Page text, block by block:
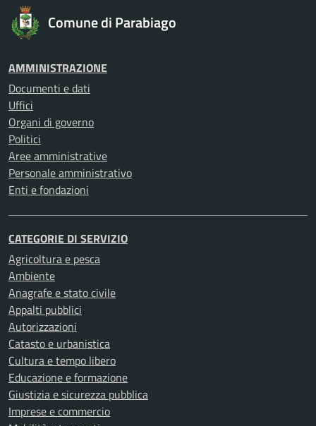
Comune di Parabiago
AMMINISTRAZIONE
Documenti e dati
Uffici
Organi di governo
Politici
Aree amministrative
Personale amministrativo
Enti e fondazioni
CATEGORIE DI SERVIZIO
Agricoltura e pesca
Ambiente
Anagrafe e stato civile
Appalti pubblici
Autorizzazioni
Catasto e urbanistica
Cultura e tempo libero
Educazione e formazione
Giustizia e sicurezza pubblica
Imprese e commercio